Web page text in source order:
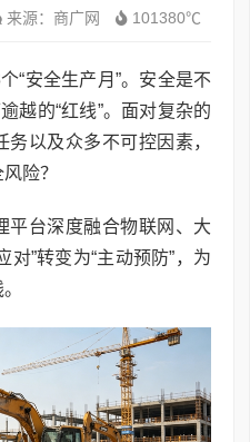
来源：商广网 101380℃
“安全生产月”。安全是不
越的“红线”。面对复杂的
以及众多不可控因素，
险？
平台深度融合物联网、大
对”转变为“主动预防”，为